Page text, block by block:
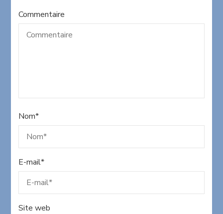
Commentaire
Nom*
E-mail*
Site web